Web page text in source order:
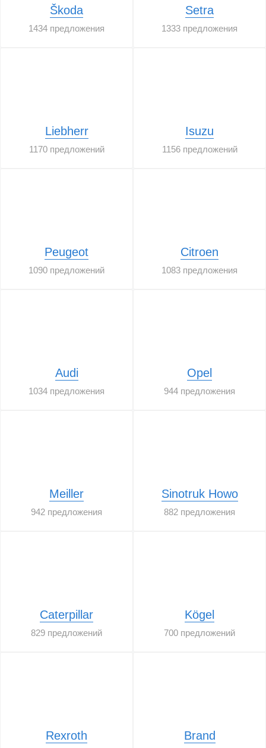
Škoda
1434 предложения
Setra
1333 предложения
Liebherr
1170 предложений
Isuzu
1156 предложений
Peugeot
1090 предложений
Citroen
1083 предложения
Audi
1034 предложения
Opel
944 предложения
Meiller
942 предложения
Sinotruk Howo
882 предложения
Caterpillar
829 предложений
Kögel
700 предложений
Rexroth Brand